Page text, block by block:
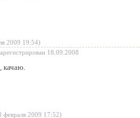
2009 19:54)
18.09.2008
качаю.
февраля 2009 17:52)